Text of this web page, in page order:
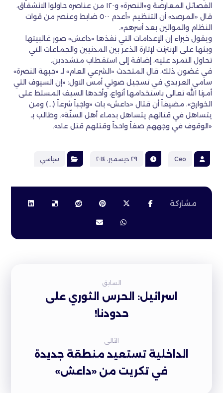
الفصائل المعارضة و«النصرة» و١٢٠ من عناصره حاولوا الانشقاق،
قال «المرصد» أن التنظيم «أعدم ٥٠٠ ضابط وعنصر من قوات
النظام والموالين بعد أسرهم».
ويقول خبراء إن الإعدامات التي نفذها «داعش» صور غالبيتها
وبثها على الإنترنت لإثارة الذعر بين المدنيين والجماعات التي
تحاول التمرد عليه، إضافة إلى استقطاب متشددين.
في غضون ذلك، قال المتحدث «الشرعي العام» لـ «جبهة النصرة»
سامي العريدي في تسجيل صوتي أمس الاول: «إن السيوف التي
أمرنا الله تعالى باستخدامها أنواع، وأحدها السيف المسلط على
الخوارج»، مضيفاً أن قتال «داعش» بات «واجباً شرعاً (…) ومن
يتساهل في قتالهم يتساهل بدماء أهل السنّة». وطالب بـ
«الوقوف في وجههم صفاً واحداً وقتلهم قتل عاد».
Ceo ٢٩ ديسمبر، ٢٠١٤ سياسي
السابق
اسرائيل: الحرس الثوري على
حدودنا!
التالى
الداخلية تستعيد منطقة جديدة
في تكريت من «داعش»